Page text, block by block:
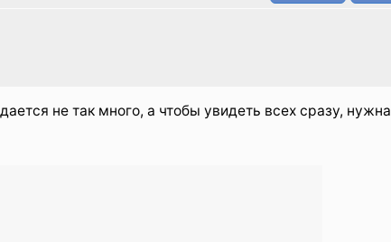
не так много, а чтобы увидеть всех сразу, нужна